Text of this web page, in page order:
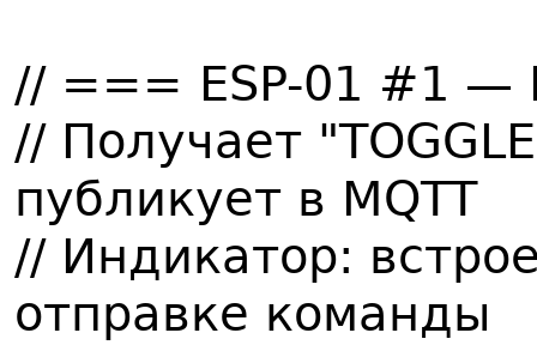
// === ESP-01 #1
// Получает
публикует в MQTT
// Индикатор:
отправке команды